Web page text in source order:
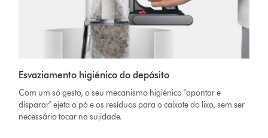
Esvaziamento higiénico do depósito
Com um só gesto, o seu mecanismo higiénico "apontar e
disparar" ejeta o pó e os resíduos para o caixote do lixo, sem ser
necessário tocar na sujidade.